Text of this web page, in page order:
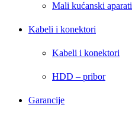
Mali kućanski aparati
Kabeli i konektori
Kabeli i konektori
HDD – pribor
Garancije